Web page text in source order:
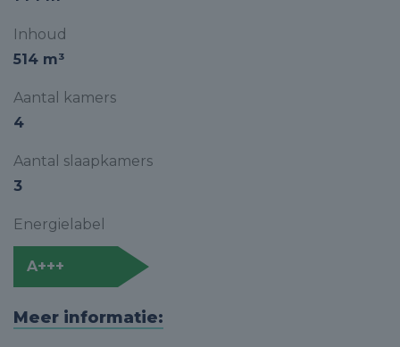
Inhoud
514 m³
Aantal kamers
4
Aantal slaapkamers
3
Energielabel
A+++
Meer informatie: